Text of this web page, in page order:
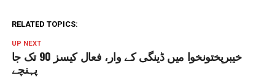
RELATED TOPICS:
UP NEXT
خیبرپختونخوا میں ڈینگی کے وار، فعال کیسز 90 تک جا
پہنچے